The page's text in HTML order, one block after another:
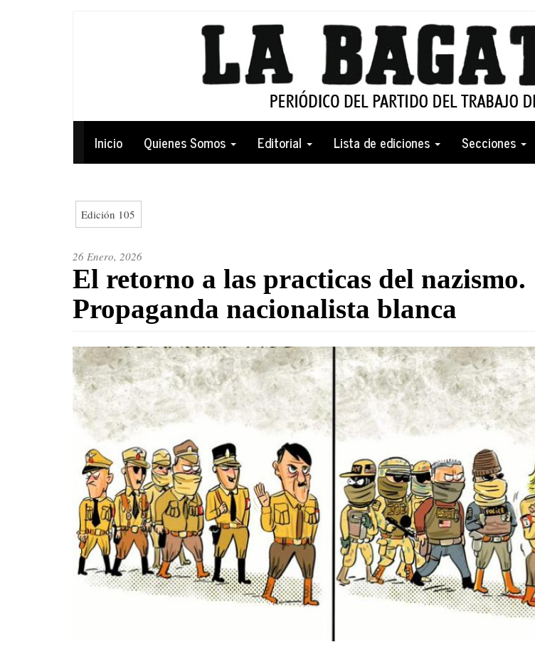
Navegación
principal
Inicio Quienes Somos Editorial Lista de ediciones Secciones
Edición 105
26 Enero, 2026
El retorno a las practicas del nazismo.
Propaganda nacionalista blanca